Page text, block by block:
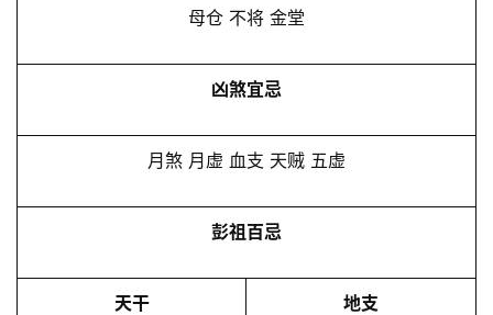
母仓 不将 金堂
凶煞宜忌
月煞 月虚 血支 天贼 五虚
彭祖百忌
天干 地支